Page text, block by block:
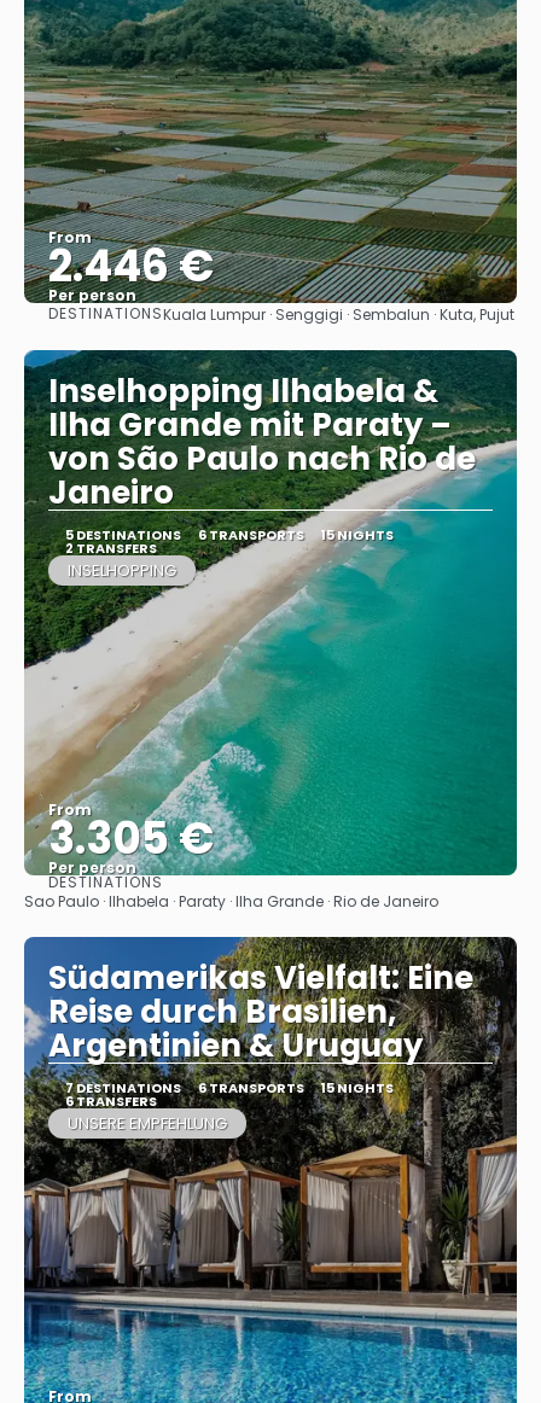
From
2.446 €
Per person
See
DESTINATIONSKuala Lumpur · Senggigi · Sembalun · Kuta, Pujut
Inselhopping Ilhabela &
Ilha Grande mit Paraty –
von São Paulo nach Rio de
Janeiro
5 DESTINATIONS 6 TRANSPORTS 15 NIGHTS
2 TRANSFERS
INSELHOPPING
From
3.305 €
Per person
See
DESTINATIONS
Sao Paulo · Ilhabela · Paraty · Ilha Grande · Rio de Janeiro
Südamerikas Vielfalt: Eine
Reise durch Brasilien,
Argentinien & Uruguay
7 DESTINATIONS 6 TRANSPORTS 15 NIGHTS
6 TRANSFERS
UNSERE EMPFEHLUNG
From